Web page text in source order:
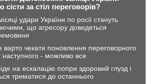
за стіл переговорів?
удари України по росії стануть
що агресору доведеться
варто чекати поновлення переговорного
наступного - можливо все
на ескалацію попри здоровий глузд і
триматися до останнього